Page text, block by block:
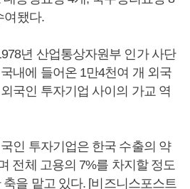
여됐다.
년 산업통상자원부 인가 사단
내에 들어온 1만4천여 개 외국
국인 투자기업 사이의 가교 역
인 투자기업은 한국 수출의 약
전체 고용의 7%를 차지할 정도
을 맡고 있다. [비즈니스포스트